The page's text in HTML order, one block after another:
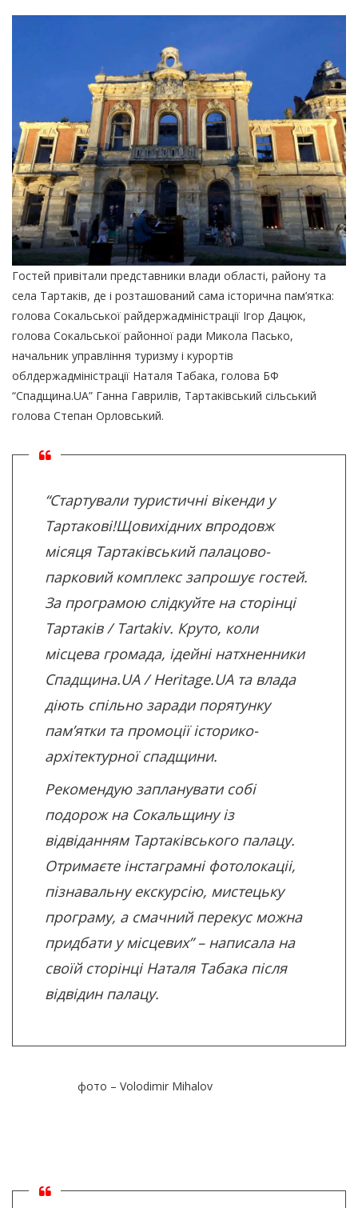
Гостей привітали представники влади області, району та
села Тартаків, де і розташований сама історична пам’ятка:
голова Сокальської райдержадміністрації Ігор Дацюк,
голова Сокальської районної ради Микола Пасько,
начальник управління туризму і курортів
облдержадміністрації Наталя Табака, голова БФ
“Спадщина.UA” Ганна Гаврилів, Тартаківський сільський
голова Степан Орловський.
“Стартували туристичні вікенди у
Тартакові!Щовихідних впродовж
місяця Тартаківський палацово-
парковий комплекс запрошує гостей.
За програмою слідкуйте на сторінці
Тартаків / Tartakiv. Круто, коли
місцева громада, ідейні натхненники
Спадщина.UA / Heritage.UAта влада
діють спільно заради порятунку
пам’ятки та промоції історико-
архітектурної спадщини.
Рекомендую запланувати собі
подорож на Сокальщину із
відвіданням Тартаківського палацу.
Отримаєте інстаграмні фотолокаціі,
пізнавальну екскурсію, мистецьку
програму, а смачний перекус можна
придбати у місцевих” – написала на
своїй сторінці Наталя Табака після
відвідин палацу.
фото – Volodimir Mihalov